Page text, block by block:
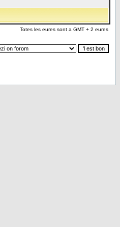
Totes les eures sont a GMT + 2 eures